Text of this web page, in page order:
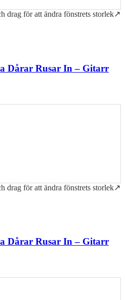
drag för att ändra fönstrets storlek↗
Dårar Rusar In – Gitarr
drag för att ändra fönstrets storlek↗
Dårar Rusar In – Gitarr